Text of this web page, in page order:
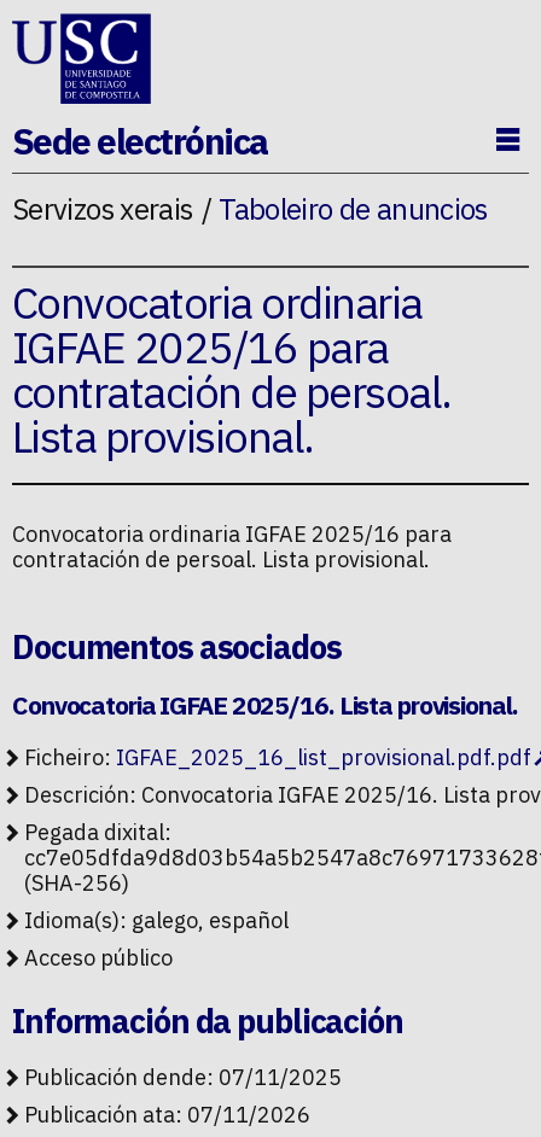
Ir ao contido da p�xina
Sede electrónica
Servizos xerais Taboleiro de anuncios
Convocatoria ordinaria
IGFAE 2025/16 para
contratación de persoal.
Lista provisional.
Convocatoria ordinaria IGFAE 2025/16 para
contratación de persoal. Lista provisional.
Documentos asociados
Convocatoria IGFAE 2025/16. Lista provisional.
Ficheiro: IGFAE_2025_16_list_provisional.pdf.pdf
Descrición: Convocatoria IGFAE 2025/16. Lista
Pegada dixital:
(SHA-256)
Idioma(s): galego, español
Acceso público
Información da publicación
Publicación dende: 07/11/2025
Publicación ata: 07/11/2026